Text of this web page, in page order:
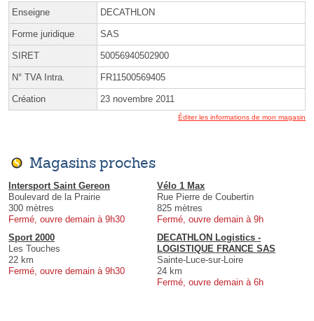
Enseigne DECATHLON
Forme juridique SAS
SIRET 50056940502900
N° TVA Intra. FR11500569405
Création 23 novembre 2011
Éditer les informations de mon magasin
Magasins proches
Intersport Saint Gereon
Boulevard de la Prairie
300 mètres
Fermé, ouvre demain à 9h30
Vélo 1 Max
Rue Pierre de Coubertin
825 mètres
Fermé, ouvre demain à 9h
Sport 2000
Les Touches
22 km
Fermé, ouvre demain à 9h30
DECATHLON Logistics -
LOGISTIQUE FRANCE SAS
Sainte-Luce-sur-Loire
24 km
Fermé, ouvre demain à 6h